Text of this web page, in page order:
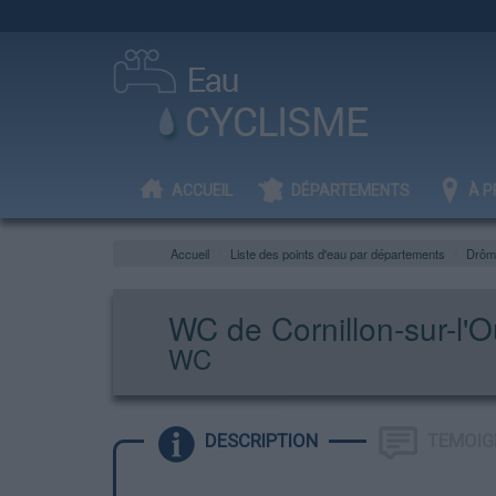
ACCUEIL DÉPARTEMENTS À
Accueil Liste des points d'eau par départements
WC de Cornillon-sur-
WC
DESCRIPTION